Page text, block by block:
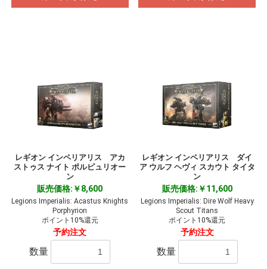
レギオン インペリアリス アカ
ストゥス ナイト ポルピュリオー
ン
販売価格:￥8,600
Legions Imperialis: Acastus Knights
Porphyrion
ポイント10%還元
予約注文
数量
レギオン インペリアリス ダイ
ア ウルフ ヘヴィ スカウト タイタ
ン
販売価格:￥11,600
Legions Imperialis: Dire Wolf Heavy
Scout Titans
ポイント10%還元
予約注文
数量